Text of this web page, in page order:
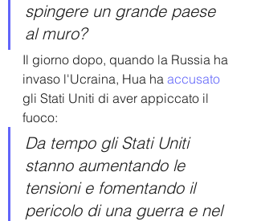
spingere un grande paese
al muro?
Il giorno dopo, quando la Russia ha
invaso l'Ucraina, Hua ha accusato
gli Stati Uniti di aver appiccato il
fuoco:
Da tempo gli Stati Uniti
stanno aumentando le
tensioni e fomentando il
pericolo di una guerra e nel